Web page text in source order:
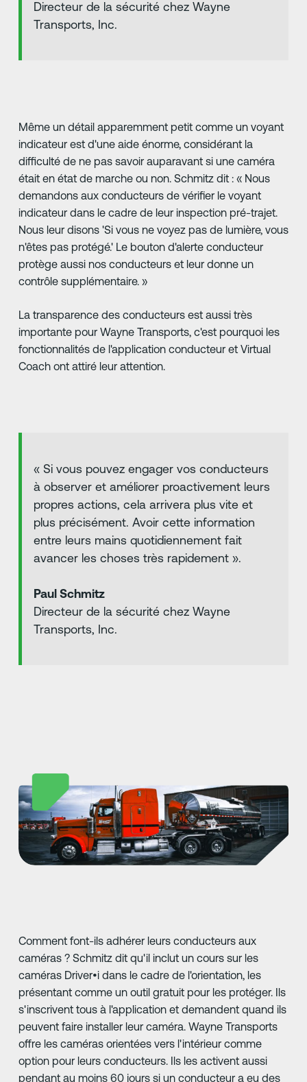
Directeur de la sécurité chez Wayne
Transports, Inc.
Même un détail apparemment petit comme un voyant
indicateur est d'une aide énorme, considérant la
difficulté de ne pas savoir auparavant si une caméra
était en état de marche ou non. Schmitz dit : « Nous
demandons aux conducteurs de vérifier le voyant
indicateur dans le cadre de leur inspection pré-trajet.
Nous leur disons 'Si vous ne voyez pas de lumière, vous
n'êtes pas protégé.' Le bouton d'alerte conducteur
protège aussi nos conducteurs et leur donne un
contrôle supplémentaire. »
La transparence des conducteurs est aussi très
importante pour Wayne Transports, c'est pourquoi les
fonctionnalités de l'application conducteur et Virtual
Coach ont attiré leur attention.
« Si vous pouvez engager vos conducteurs
à observer et améliorer proactivement leurs
propres actions, cela arrivera plus vite et
plus précisément. Avoir cette information
entre leurs mains quotidiennement fait
avancer les choses très rapidement ».
Paul Schmitz
Directeur de la sécurité chez Wayne
Transports, Inc.
Comment font-ils adhérer leurs conducteurs aux
caméras ? Schmitz dit qu'il inclut un cours sur les
caméras Driver•i dans le cadre de l'orientation, les
présentant comme un outil gratuit pour les protéger. Ils
s'inscrivent tous à l'application et demandent quand ils
peuvent faire installer leur caméra. Wayne Transports
offre les caméras orientées vers l'intérieur comme
option pour leurs conducteurs. Ils les activent aussi
pendant au moins 60 jours si un conducteur a eu des